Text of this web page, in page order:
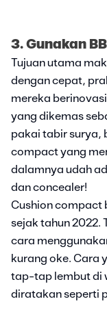
3. Gunakan
Tujuan utama
dengan cepat,
mereka
yang dikemas
pakai tabir surya,
compact yang
dalamnya udah
dan concealer!
Cushion compact
sejak tahun 2022.
cara
kurang oke. Cara
tap-tap lembut di
diratakan seperti